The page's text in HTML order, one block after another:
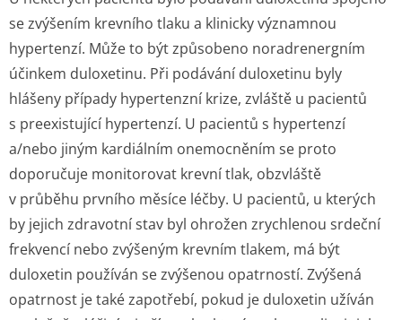
se zvýšením krevního tlaku a klinicky významnou
hypertenzí. Může to být způsobeno noradrenergním
účinkem duloxetinu. Při podávání duloxetinu byly
hlášeny případy hypertenzní krize, zvláště u pacientů
s preexistující hypertenzí. U pacientů s hypertenzí
a/nebo jiným kardiálním onemocněním se proto
doporučuje monitorovat krevní tlak, obzvláště
v průběhu prvního měsíce léčby. U pacientů, u kterých
by jejich zdravotní stav byl ohrožen zrychlenou srdeční
frekvencí nebo zvýšeným krevním tlakem, má být
duloxetin používán se zvýšenou opatrností. Zvýšená
opatrnost je také zapotřebí, pokud je duloxetin užíván